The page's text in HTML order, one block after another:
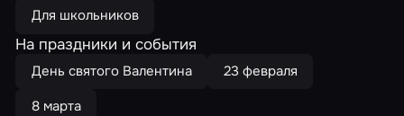
Для школьников
На праздники и события
День святого Валентина
23 февраля
8 марта